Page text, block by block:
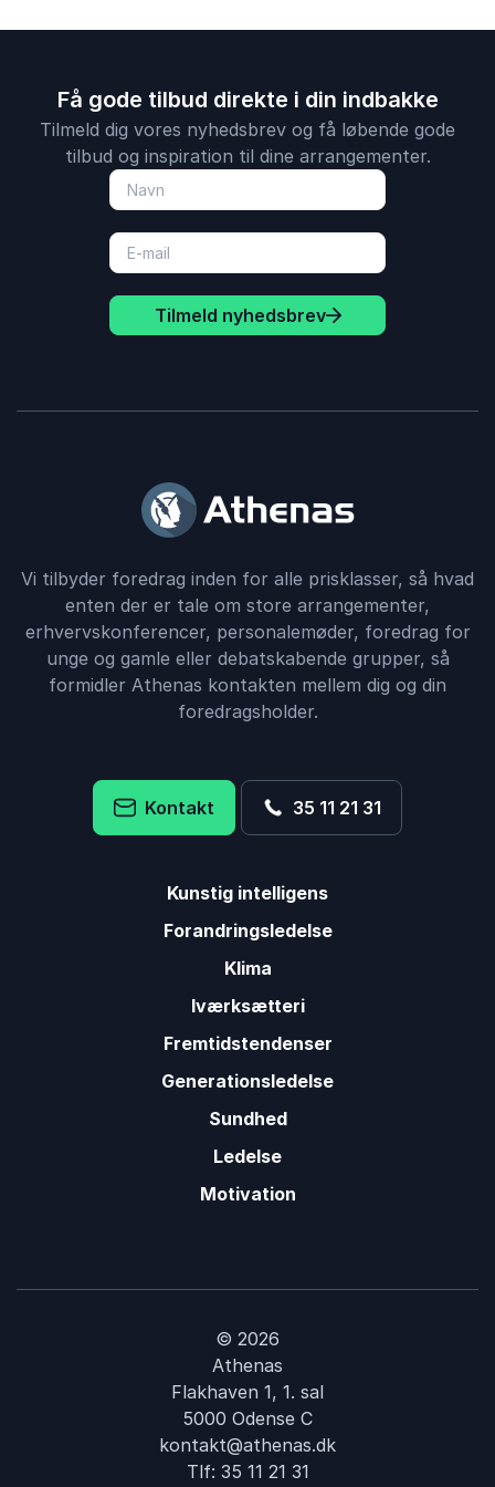
Få gode tilbud direkte i din indbakke
Tilmeld dig vores nyhedsbrev og få løbende gode
tilbud og inspiration til dine arrangementer.
Tilmeld nyhedsbrev
Vi tilbyder foredrag inden for alle prisklasser, så hvad
enten der er tale om store arrangementer,
erhvervskonferencer, personalemøder, foredrag for
unge og gamle eller debatskabende grupper, så
formidler Athenas kontakten mellem dig og din
foredragsholder.
Kontakt 35 11 21 31
Kunstig intelligens
Forandringsledelse
Klima
Iværksætteri
Fremtidstendenser
Generationsledelse
Sundhed
Ledelse
Motivation
© 2026
Athenas
Flakhaven 1, 1. sal
5000 Odense C
kontakt@athenas.dk
Tlf: 35 11 21 31